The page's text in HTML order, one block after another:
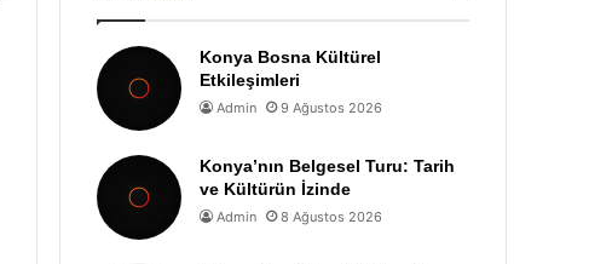
Konya Bosna Kültürel
Etkileşimleri
Admin 9 Ağustos 2026
Konya’nın Belgesel Turu: Tarih
ve Kültürün İzinde
Admin 8 Ağustos 2026